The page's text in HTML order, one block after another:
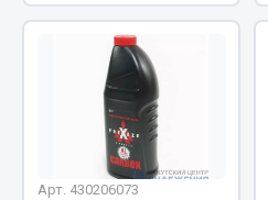
Кольца уплотнительные
Лента конвейерная
Манжеты
Паронит
Арт. 430206073